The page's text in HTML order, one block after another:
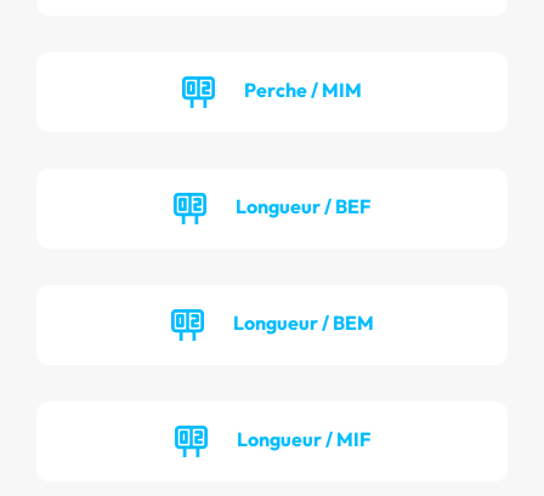
Perche / MIM
Longueur / BEF
Longueur / BEM
Longueur / MIF